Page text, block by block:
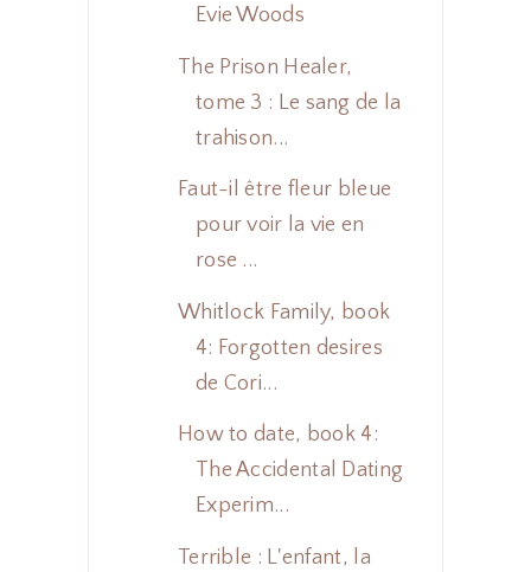
Evie Woods
The Prison Healer,
tome 3 : Le sang de la
trahison...
Faut-il être fleur bleue
pour voir la vie en
rose ...
Whitlock Family, book
4: Forgotten desires
de Cori...
How to date, book 4:
The Accidental Dating
Experim...
Terrible : L'enfant, la